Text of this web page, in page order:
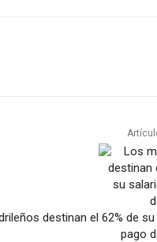
destinan el 62% de
pago